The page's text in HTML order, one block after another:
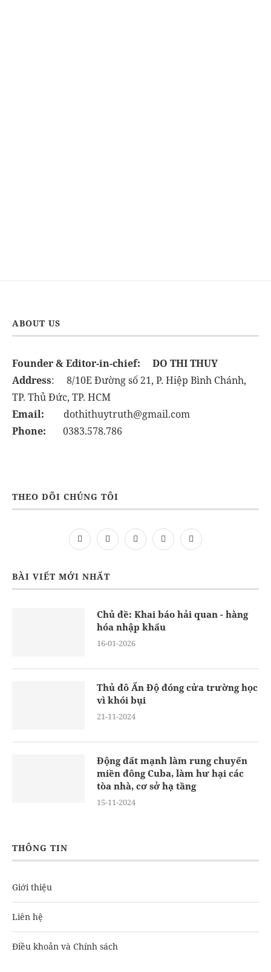
ABOUT US
Founder & Editor-in-chief:
DO THI THUY
Address: 8/10E Đường số 21, P. Hiệp Bình Chánh,
TP. Thủ Đức, TP. HCM
Email: dothithuytruth@gmail.com
Phone: 0383.578.786
THEO DÕI CHÚNG TÔI
BÀI VIẾT MỚI NHẤT
Chủ đề: Khai báo hải quan - hàng
hóa nhập khẩu
16-01-2026
Thủ đô Ấn Độ đóng cửa trường học
vì khói bụi
21-11-2024
Động đất mạnh làm rung chuyển
miền đông Cuba, làm hư hại các
tòa nhà, cơ sở hạ tầng
15-11-2024
THÔNG TIN
Giới thiệu
Liên hệ
Điều khoản và Chính sách